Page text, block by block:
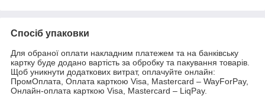
Спосіб упаковки
Для обраної оплати накладним платежем та на банківську
картку буде додано вартість за обробку та пакування товарів.
Щоб уникнути додаткових витрат, оплачуйте онлайн:
ПромОплата, Оплата карткою Visa, Mastercard – WayForPay,
Онлайн-оплата карткою Visa, Mastercard – LiqPay.